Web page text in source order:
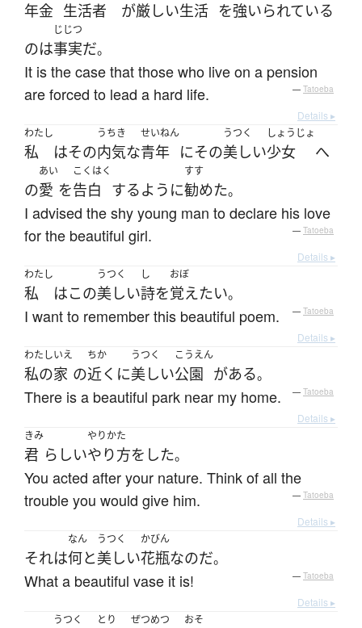
年金 生活者 が厳しい生活 を強いられている
のは
じじつ
事実だ。
It is the case that those who live on a pension
are forced to lead a hard life.
— Tatoeba
Details ▸
わたし
私 はその
うちき
内気な
せいねん
青年 にその
うつく
美しい
しょうじょ
少女
へ
の
あい
愛 を
こくはく
告白 するように
すす
勧めた。
I advised the shy young man to declare his love
for the beautiful girl.
— Tatoeba
Details ▸
わたし
私 はこの
うつく
美しい
し
詩を
おぼ
覚えたい。
I want to remember this beautiful poem. — Tatoeba
Details ▸
わたし
私の
いえ
家 の
ちか
近く に
うつく
美しい
こうえん
公園 がある。
There is a beautiful park near my home. — Tatoeba
Details ▸
きみ
君 らしい
やりかた
やり方を した。
You acted after your nature. Think of all the
trouble you would give him.
— Tatoeba
Details ▸
それは
なん
何と
うつく
美しい
かびん
花瓶なのだ。
What a beautiful vase it is! — Tatoeba
Details ▸
うつく とり ぜつめつ おそ